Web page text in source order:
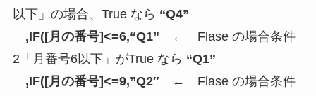
以下」の場合、True なら “Q4”
,IF([月の番号]<=6,“Q1” ← Flase の場合条件
2「月番号6以下」がTrue なら “Q1”
,IF([月の番号]<=9,”Q2″← Flase の場合条件